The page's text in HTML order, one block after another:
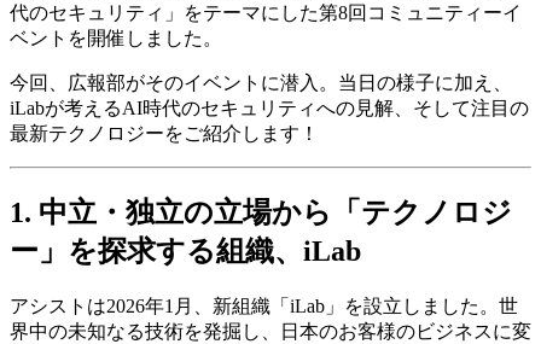
代のセキュリティ」をテーマにした第8回コミュニティーイ
ベントを開催しました。
今回、広報部がそのイベントに潜入。当日の様子に加え、
iLabが考えるAI時代のセキュリティへの見解、そして注目の
最新テクノロジーをご紹介します！
1. 中立・独立の立場から「テクノロジ
ー」を探求する組織、iLab
アシストは2026年1月、新組織「iLab」を設立しました。世
界中の未知なる技術を発掘し、日本のお客様のビジネスに変